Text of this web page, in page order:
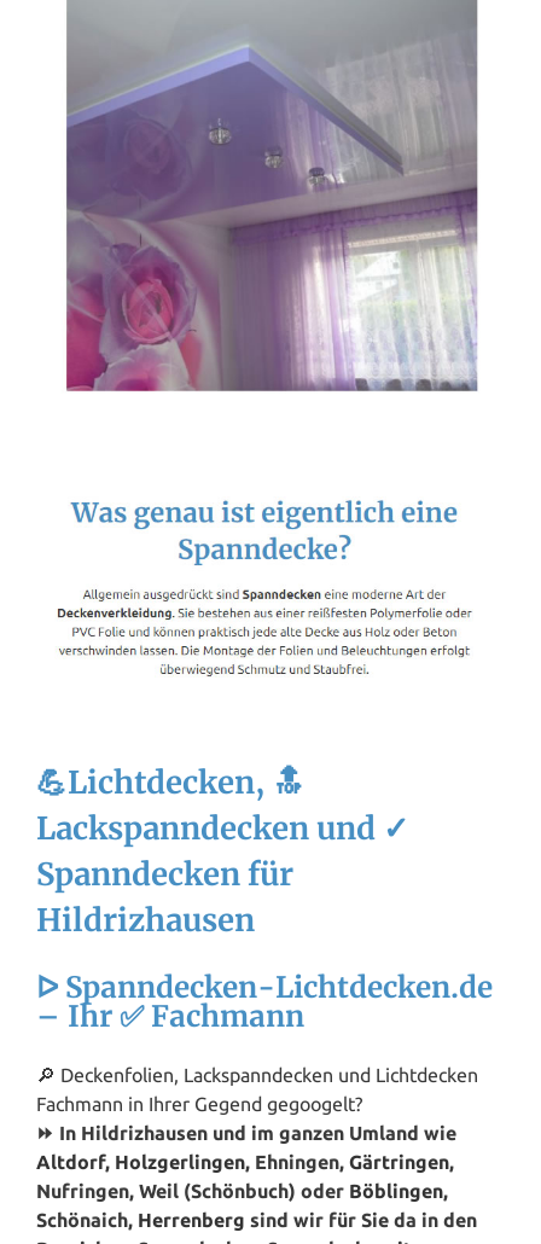
💪Lichtdecken, 🔝
Lackspanndecken und ✓
Spanndecken für
Hildrizhausen
ᐅ Spanndecken-Lichtdecken.de
– Ihr ✅ Fachmann
🔎 Deckenfolien, Lackspanndecken und Lichtdecken
Fachmann in Ihrer Gegend gegoogelt?
⏩ In Hildrizhausen und im ganzen Umland wie
Altdorf, Holzgerlingen, Ehningen, Gärtringen,
Nufringen, Weil (Schönbuch) oder Böblingen,
Schönaich, Herrenberg sind wir für Sie da in den